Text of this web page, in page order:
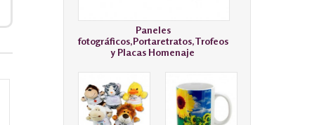
Paneles
fotográficos,Portaretratos,Trofeos
y Placas Homenaje